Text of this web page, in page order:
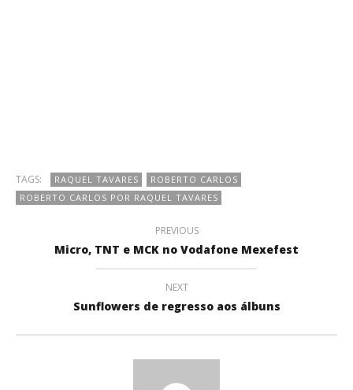
TAGS: RAQUEL TAVARES
ROBERTO CARLOS
ROBERTO CARLOS POR RAQUEL TAVARES
PREVIOUS
Micro, TNT e MCK no Vodafone Mexefest
NEXT
Sunflowers de regresso aos álbuns